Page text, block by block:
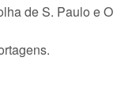
de S. Paulo e O